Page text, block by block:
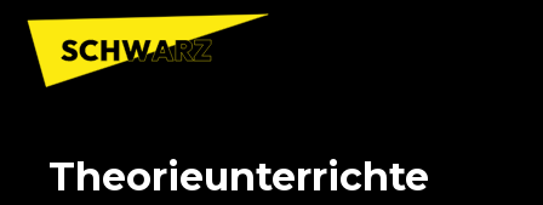
Theorieunterrichte